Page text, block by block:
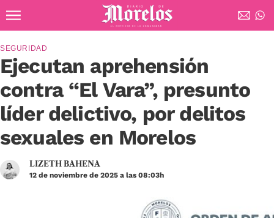
Diario de Morelos
Ejecutan aprehensión
contra “El Vara”, presunto
líder delictivo, por delitos
sexuales en Morelos
SEGURIDAD
LIZETH BAHENA
12 de noviembre de 2025 a las 08:03h